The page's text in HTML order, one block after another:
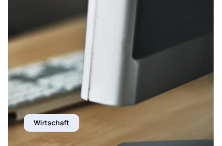
Wirtschaft